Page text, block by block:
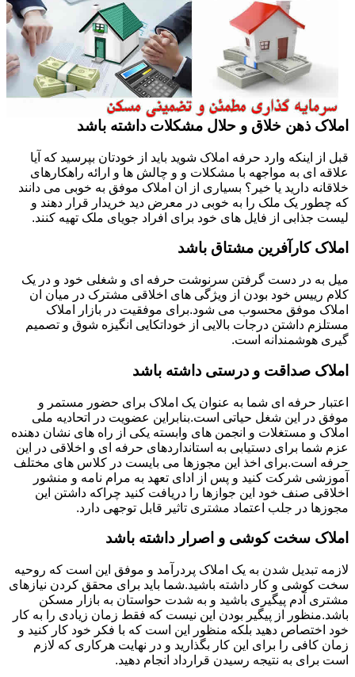
املاک ذهن خلاق و حلال مشکلات داشته باشد
قبل از اینکه وارد حرفه املاک شوید باید از خودتان بپرسید که آیا
علاقه ای به مواجهه با مشکلات و و چالش ها و ارائه راهکارهای
خلاقانه دارید یا خیر؟ بسیاری از ان املاک موفق به خوبی می دانند
که چطور یک ملک را به خوبی در معرض دید خریدار قرار دهند و
لیست جذابی از فایل های خود برای افراد جویای ملک تهیه کنند.
املاک کارآفرین مشتاق باشد
میل به در دست گرفتن سرنوشت حرفه ای و شغلی خود و در یک
کلام رییس خود بودن از ویژگی های اخلاقی مشترک در میان ان
املاک موفق محسوب می شود.برای موفقیت در بازار املاک
مستلزم داشتن درجات بالایی از خوداتکایی انگیزه شوق و تصمیم
گیری هوشمندانه است.
املاک صداقت و درستی داشته باشد
اعتبار حرفه ای شما به عنوان یک املاک برای حضور مستمر و
موفق در این شغل حیاتی است.بنابراین عضویت در اتحادیه ملی
املاک و مستغلات و انجمن های وابسته یکی از راه های نشان دهنده
عزم شما برای دستیابی به استانداردهای حرفه ای و اخلاقی در این
حرفه است.برای اخذ این مجوزها می بایست در کلاس های مختلف
آموزشی شرکت کنید و پس از ادای تعهد به مرام نامه و منشور
اخلاقی صنف خود این جوازها را دریافت کنید چراکه داشتن این
مجوزها در جلب اعتماد مشتری تاثیر قابل توجهی دارد.
املاک سخت کوشی و اصرار داشته باشد
لازمه تبدیل شدن به یک املاک پردرآمد و موفق این است که روحیه
سخت کوشی و کار داشته باشید.شما باید برای محقق کردن نیازهای
مشتری آدم پیگیری باشید و به شدت حواستان به بازار مسکن
باشد.منظور از پیگیر بودن این نیست که فقط زمان زیادی را به کار
خود اختصاص دهید بلکه منظور این است که با فکر خود کار کنید و
زمان کافی را برای این کار بگذارید و در نهایت هرکاری که لازم
است برای به نتیجه رسیدن قرارداد انجام دهید.